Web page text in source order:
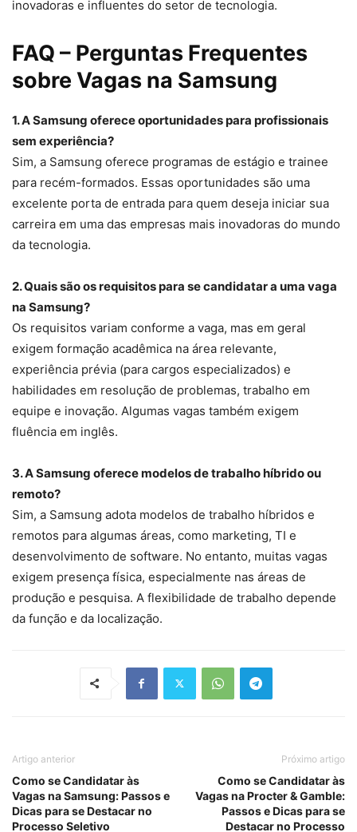
inovadoras e influentes do setor de tecnologia.
FAQ – Perguntas Frequentes
sobre Vagas na Samsung
1. A Samsung oferece oportunidades para profissionais
sem experiência?
Sim, a Samsung oferece programas de estágio e trainee
para recém-formados. Essas oportunidades são uma
excelente porta de entrada para quem deseja iniciar sua
carreira em uma das empresas mais inovadoras do mundo
da tecnologia.
2. Quais são os requisitos para se candidatar a uma vaga
na Samsung?
Os requisitos variam conforme a vaga, mas em geral
exigem formação acadêmica na área relevante,
experiência prévia (para cargos especializados) e
habilidades em resolução de problemas, trabalho em
equipe e inovação. Algumas vagas também exigem
fluência em inglês.
3. A Samsung oferece modelos de trabalho híbrido ou
remoto?
Sim, a Samsung adota modelos de trabalho híbridos e
remotos para algumas áreas, como marketing, TI e
desenvolvimento de software. No entanto, muitas vagas
exigem presença física, especialmente nas áreas de
produção e pesquisa. A flexibilidade de trabalho depende
da função e da localização.
Artigo anterior
Como se Candidatar às
Vagas na Samsung: Passos e
Dicas para se Destacar no
Processo Seletivo
Próximo artigo
Como se Candidatar às
Vagas na Procter & Gamble:
Passos e Dicas para se
Destacar no Processo